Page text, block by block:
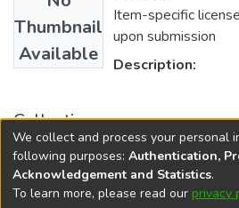
Thumbnail
Available
Item-specific
upon submission
Description:
Collections
Revista ISALUD, 2017, 12(60)
DSpace softwarecopyright ©
We collect and process your personal
following purposes: Authentication,
Acknowledgement and Statistics.
To learn more, please read our privacy